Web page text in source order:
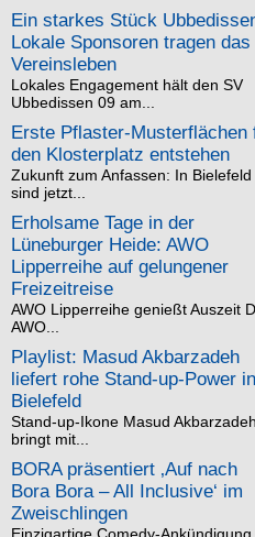
Ein starkes Stück
Lokale Sponsoren tragen das
Vereinsleben
Lokales Engagement hält den SV
Ubbedissen 09 am...
Erste Pflaster-Musterflächen
den Klosterplatz entstehen
Zukunft zum Anfassen: In Bielefeld
sind jetzt...
Erholsame Tage in der
Lüneburger Heide: AWO
Lipperreihe auf gelungener
Freizeitreise
AWO Lipperreihe genießt Auszeit
AWO...
Playlist: Masud Akbarzadeh
liefert rohe Stand-up-Power in
Bielefeld
Stand-up-Ikone Masud Akbarzadeh
bringt mit...
BORA präsentiert ‚Auf nach
Bora Bora – All Inclusive‘ im
Zweischlingen